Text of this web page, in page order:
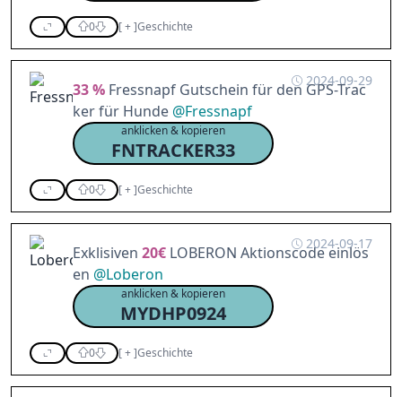
0 [+]Geschichte
2024-09-29
33 % Fressnapf Gutschein für den GPS-Trac
ker für Hunde @Fressnapf
anklicken & kopieren
FNTRACKER33
0 [+]Geschichte
2024-09-17
Exklisiven 20€ LOBERON Aktionscode einlös
en @Loberon
anklicken & kopieren
MYDHP0924
0 [+]Geschichte